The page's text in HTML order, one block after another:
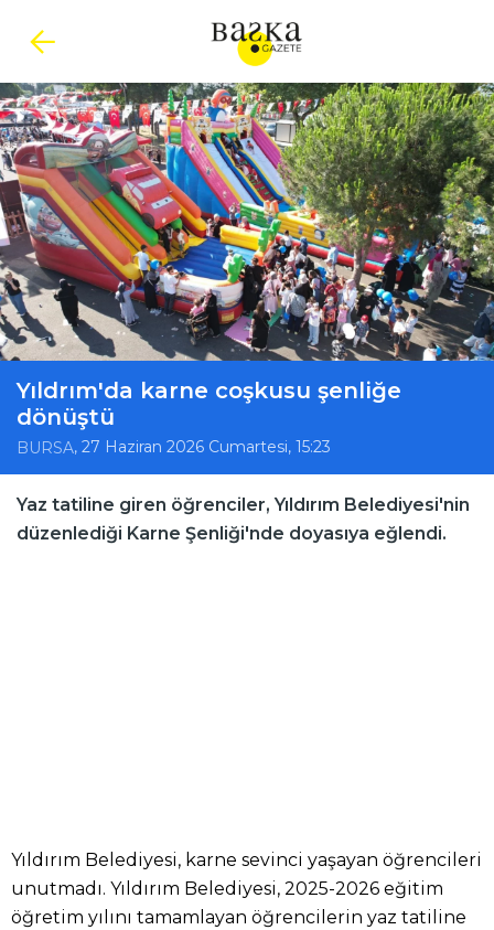
Yıldrım'da karne coşkusu şenliğe
dönüştü
BURSA, 27 Haziran 2026 Cumartesi, 15:23
Yaz tatiline giren öğrenciler, Yıldırım Belediyesi'nin
düzenlediği Karne Şenliği'nde doyasıya eğlendi.
Yıldırım Belediyesi, karne sevinci yaşayan öğrencileri
unutmadı. Yıldırım Belediyesi, 2025-2026 eğitim
öğretim yılını tamamlayan öğrencilerin yaz tatiline